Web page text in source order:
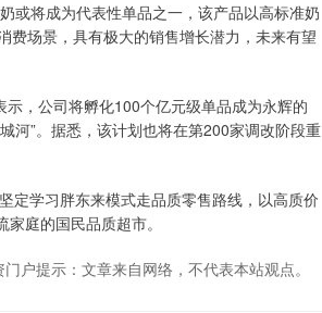
或将成为代表性单品之一，该产品以高标准奶
费场景，具有极大的销售增长潜力，未来有望
，公司将孵化100个亿元级单品成为永辉的
河”。据悉，该计划也将在第200家调改阶段重
学习胖东来模式走品质零售路线，以高质价
庭的国民品质超市。
门户提示：文章来自网络，不代表本站观点。